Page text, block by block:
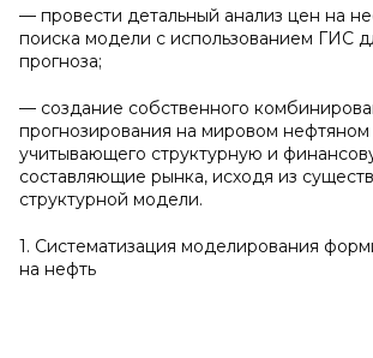
— провести детальный анализ цен на
поиска модели с использованием ГИС
прогноза;
— создание собственного
прогнозирования на мировом
учитывающего структурную и
составляющие рынка, исходя из
структурной модели.
1. Систематизация моделирования
на нефть